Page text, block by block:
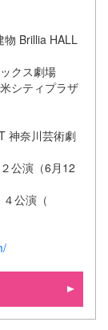
物 Brillia HALL
クス劇場
シティプラザ
神奈川芸術劇
公演（6月12
公演（